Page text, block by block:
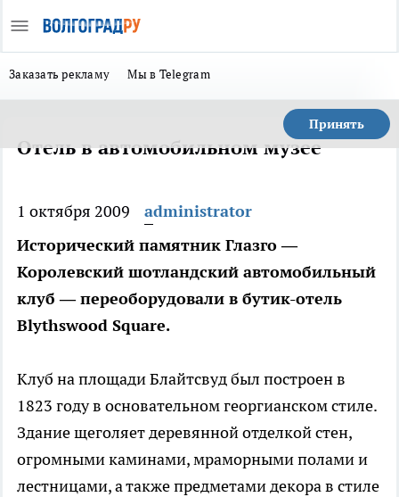
Заказать рекламу Мы в Telegram
Принять
Отель в автомобильном музее
1 октября 2009
administrator
Исторический памятник Глазго —
Королевский шотландский автомобильный
клуб — переоборудовали в бутик-отель
Blythswood Square.
Клуб на площади Блайтсвуд был построен в
1823 году в основательном георгианском стиле.
Здание щеголяет деревянной отделкой стен,
огромными каминами, мраморными полами и
лестницами, а также предметами декора в стиле